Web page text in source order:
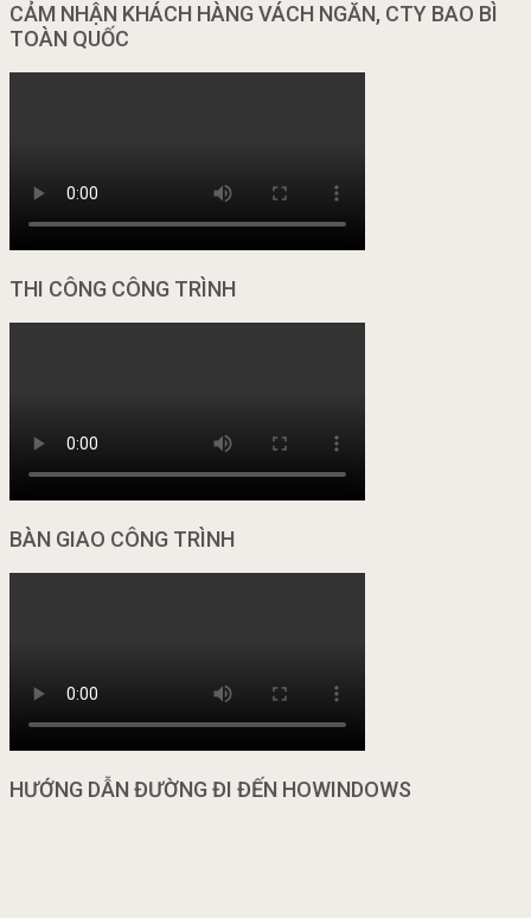
CẢM NHẬN KHÁCH HÀNG VÁCH NGĂN, CTY BAO BÌ
TOÀN QUỐC
THI CÔNG CÔNG TRÌNH
BÀN GIAO CÔNG TRÌNH
HƯỚNG DẪN ĐƯỜNG ĐI ĐẾN HOWINDOWS